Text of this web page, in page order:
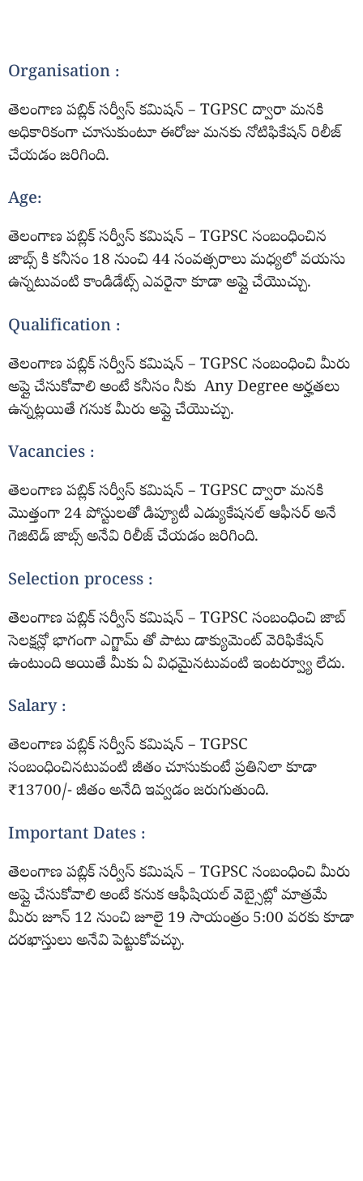
Organisation :
తెలంగాణ పబ్లిక్ సర్వీస్ కమిషన్ – TGPSC ద్వారా మనకి
అధికారికంగా చూసుకుంటూ ఈరోజు మనకు నోటిఫికేషన్ రిలీజ్
చేయడం జరిగింది.
Age:
తెలంగాణ పబ్లిక్ సర్వీస్ కమిషన్ – TGPSC సంబంధించిన
జాబ్స్ కి కనీసం 18 నుంచి 44 సంవత్సరాలు మధ్యలో వయసు
ఉన్నటువంటి కాండిడేట్స్ ఎవరైనా కూడా అప్లై చేయొచ్చు.
Qualification :
తెలంగాణ పబ్లిక్ సర్వీస్ కమిషన్ – TGPSC సంబంధించి మీరు
అప్లై చేసుకోవాలి అంటే కనీసం నీకు Any Degree అర్హతలు
ఉన్నట్లయితే గనుక మీరు అప్లై చేయొచ్చు.
Vacancies :
తెలంగాణ పబ్లిక్ సర్వీస్ కమిషన్ – TGPSC ద్వారా మనకి
మొత్తంగా 24 పోస్టులతో డిప్యూటీ ఎడ్యుకేషనల్ ఆఫీసర్ అనే
గెజిటెడ్ జాబ్స్ అనేవి రిలీజ్ చేయడం జరిగింది.
Selection process :
తెలంగాణ పబ్లిక్ సర్వీస్ కమిషన్ – TGPSC సంబంధించి జాబ్
సెలక్షన్లో భాగంగా ఎగ్జామ్ తో పాటు డాక్యుమెంట్ వెరిఫికేషన్
ఉంటుంది అయితే మీకు ఏ విధమైనటువంటి ఇంటర్వ్యూలేదు.
Salary :
తెలంగాణ పబ్లిక్ సర్వీస్ కమిషన్ – TGPSC
సంబంధించినటువంటి జీతం చూసుకుంటే ప్రతినిలా కూడా
₹13700/- జీతం అనేది ఇవ్వడం జరుగుతుంది.
Important Dates :
తెలంగాణ పబ్లిక్ సర్వీస్ కమిషన్ – TGPSC సంబంధించి మీరు
అప్లై చేసుకోవాలి అంటే కనుక ఆఫీషియల్ వెబ్సైట్లో మాత్రమే
మీరు జూన్ 12 నుంచి జూలై 19 సాయంత్రం 5:00 వరకు కూడా
దరఖాస్తులు అనేవి పెట్టుకోవచ్చు.